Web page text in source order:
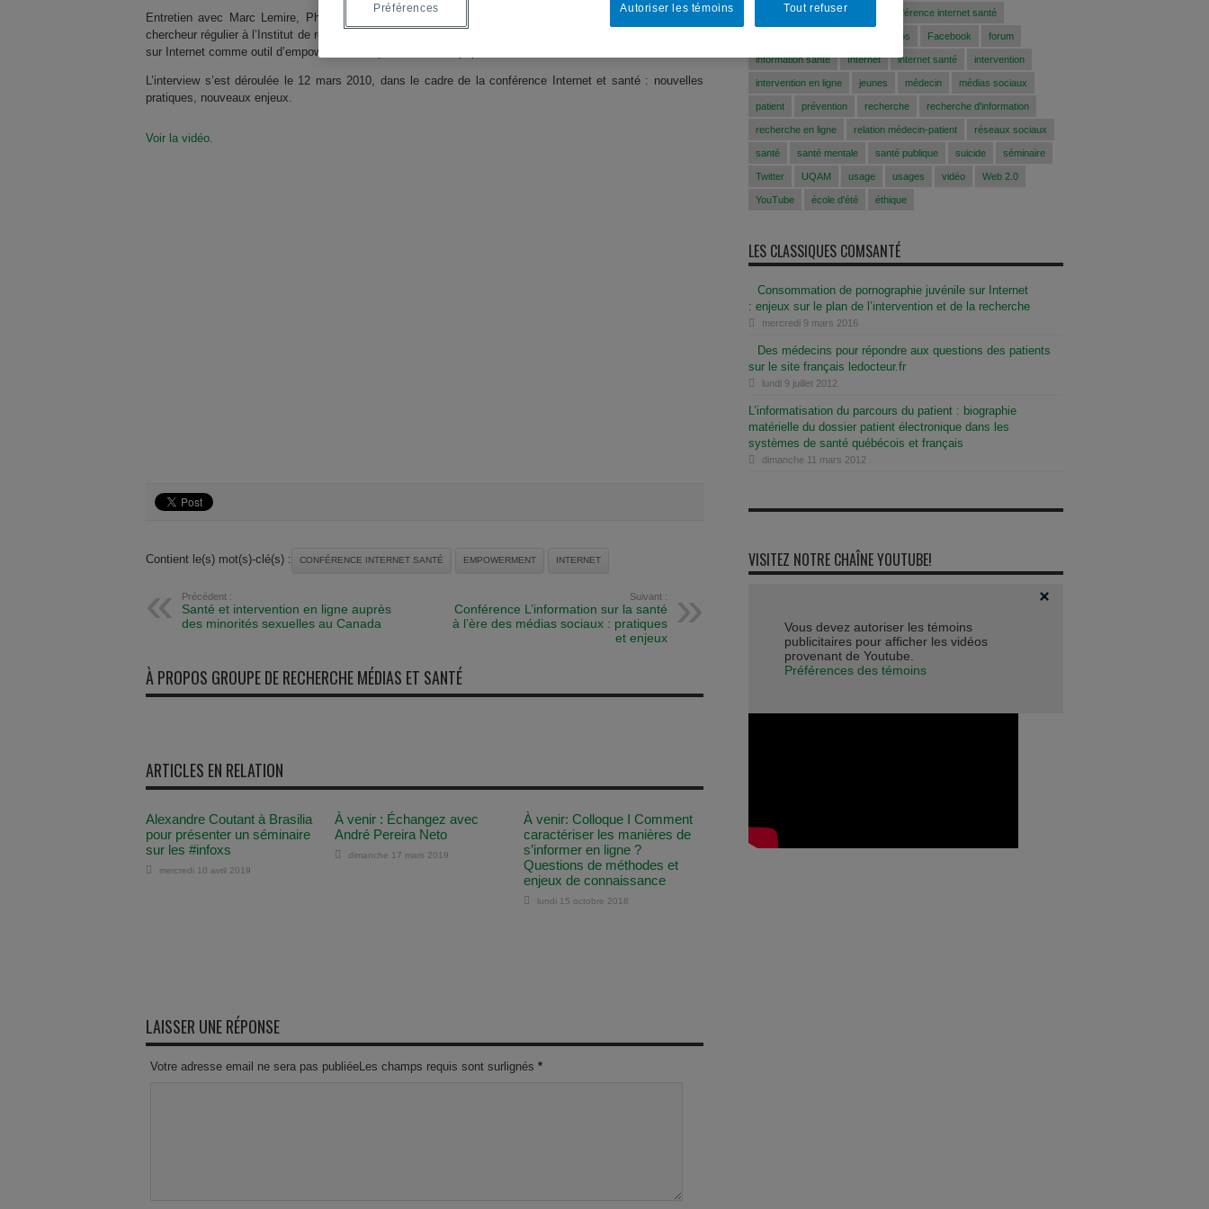
Entretien avec Marc Lemire, Ph. D., chercheur adjoint au
chercheur régulier à l’Institut de recherche en santé publique de l’Université de Montréal (IRSPUM), portant
sur Internet comme outil d’empowerment du patient et de la population en matière de santé.
L’interview s’est déroulée le 12 mars 2010, dans le cadre de la conférence Internet et santé : nouvelles
pratiques, nouveaux enjeux.
Voir la vidéo.
Contient le(s) mot(s)-clé(s) : CONFÉRENCE INTERNET SANTÉ EMPOWERMENT INTERNET
Précédent :
Santé et intervention en ligne auprès
des minorités sexuelles au Canada
Suivant :
Conférence L’information sur la santé
à l’ère des médias sociaux : pratiques
et enjeux
À PROPOS GROUPE DE RECHERCHE MÉDIAS ET SANTÉ
ARTICLES EN RELATION
Alexandre Coutant à Brasilia
pour présenter un séminaire
sur les #infoxs
mercredi 10 avril 2019
À venir : Échangez avec
André Pereira Neto
dimanche 17 mars 2019
À venir: Colloque I Comment
caractériser les manières de
s’informer en ligne ?
Questions de méthodes et
enjeux de connaissance
lundi 15 octobre 2018
LAISSER UNE RÉPONSE
Votre adresse email ne sera pas publiéeLes champs requis sont surlignés *
ComSanté conférence conférence internet santé
EEfaussesinfos Facebook forum
information santé Internet internet santé intervention
intervention en ligne jeunes médecin médias sociaux
patient prévention recherche recherche d'information
recherche en ligne relation médecin-patient réseaux sociaux
santé santé mentale santé publique suicide séminaire
Twitter UQAM usage usages vidéo Web 2.0
YouTube école d'été éthique
LES CLASSIQUES COMSANTÉ
Consommation de pornographie juvénile sur Internet
: enjeux sur le plan de l’intervention et de la recherche
mercredi 9 mars 2016
Des médecins pour répondre aux questions des patients
sur le site français ledocteur.fr
lundi 9 juillet 2012
L’informatisation du parcours du patient : biographie
matérielle du dossier patient électronique dans les
systèmes de santé québécois et français
dimanche 11 mars 2012
VISITEZ NOTRE CHAÎNE YOUTUBE!
Vous devez autoriser les témoins
publicitaires pour afficher les vidéos
provenant de Youtube.
Préférences des témoins
Tout refuser
Autoriser les témoins
Préférences